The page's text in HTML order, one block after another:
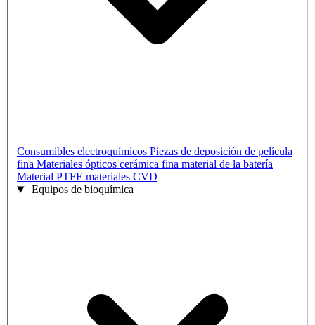
Consumibles electroquímicos Piezas de deposición de película
fina Materiales ópticos cerámica fina material de la batería
Material PTFE materiales CVD
Equipos de bioquímica